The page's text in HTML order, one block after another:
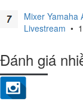
Mixer Yamaha
Livestream •
Đánh giá